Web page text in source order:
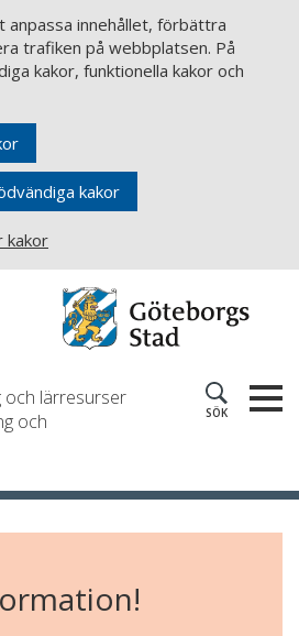
anpassa innehållet, förbättra
trafiken på webbplatsen. På
kakor, funktionella kakor och
kakor
kakor
och lärresurser
och
SÖK